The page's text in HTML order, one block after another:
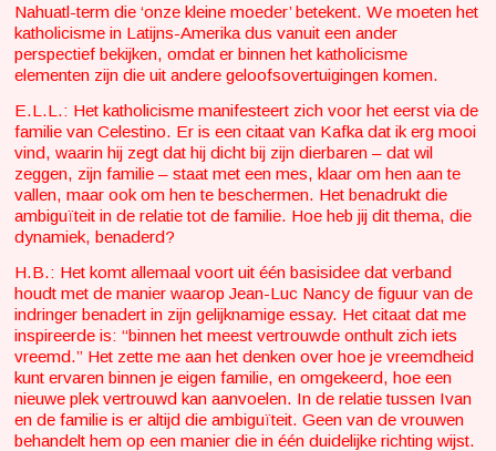
Nahuatl-term die ‘onze kleine moeder’ betekent. We moeten het
katholicisme in Latijns-Amerika dus vanuit een ander
perspectief bekijken, omdat er binnen het katholicisme
elementen zijn die uit andere geloofsovertuigingen komen.
E.L.L.: Het katholicisme manifesteert zich voor het eerst via de
familie van Celestino. Er is een citaat van Kafka dat ik erg mooi
vind, waarin hij zegt dat hij dicht bij zijn dierbaren – dat wil
zeggen, zijn familie – staat met een mes, klaar om hen aan te
vallen, maar ook om hen te beschermen. Het benadrukt die
ambiguïteit in de relatie tot de familie. Hoe heb jij dit thema, die
dynamiek, benaderd?
H.B.: Het komt allemaal voort uit één basisidee dat verband
houdt met de manier waarop Jean-Luc Nancy de figuur van de
indringer benadert in zijn gelijknamige essay. Het citaat dat me
inspireerde is: “binnen het meest vertrouwde onthult zich iets
vreemd.” Het zette me aan het denken over hoe je vreemdheid
kunt ervaren binnen je eigen familie, en omgekeerd, hoe een
nieuwe plek vertrouwd kan aanvoelen. In de relatie tussen Ivan
en de familie is er altijd die ambiguïteit. Geen van de vrouwen
behandelt hem op een manier die in één duidelijke richting wijst.